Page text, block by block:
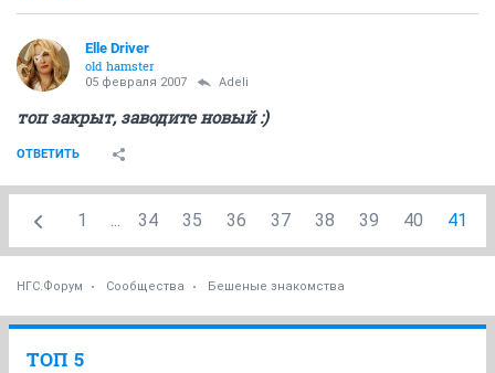
Elle Driver
old hamster
05 февраля 2007 Adeli
топ закрыт, заводите новый :)
ОТВЕТИТЬ
1 ... 34 35 36 37 38 39 40 41
НГС.Форум Сообщества Бешеные знакомства
ТОП 5